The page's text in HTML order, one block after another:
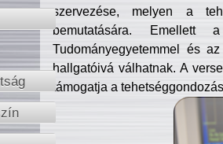
szervezése, melyen a
bemutatására. Emellett
Tudományegyetemmel és
hallgatóivá válhatnak. A
támogatja a